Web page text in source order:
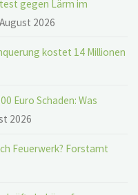
gegen Lärm im
2026
kostet 14 Millionen
Euro Schaden: Was
2026
Feuerwerk? Forstamt